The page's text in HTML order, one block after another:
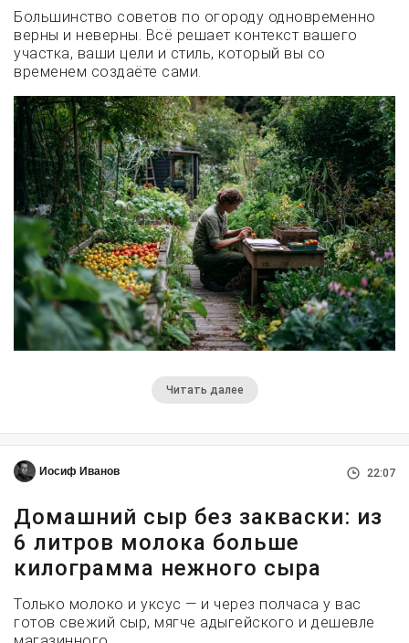
Большинство советов по огороду одновременно
верны и неверны. Всё решает контекст вашего
участка, ваши цели и стиль, который вы со
временем создаёте сами.
Читать далее
Иосиф Иванов 22:07
Домашний сыр без закваски: из
6 литров молока больше
килограмма нежного сыра
Только молоко и уксус — и через полчаса у вас
готов свежий сыр, мягче адыгейского и дешевле